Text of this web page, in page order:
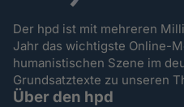
Der hpd ist mit mehreren
Jahr das wichtigste Online-
humanistischen Szene im
Grundsatztexte zu unseren
Über den hpd